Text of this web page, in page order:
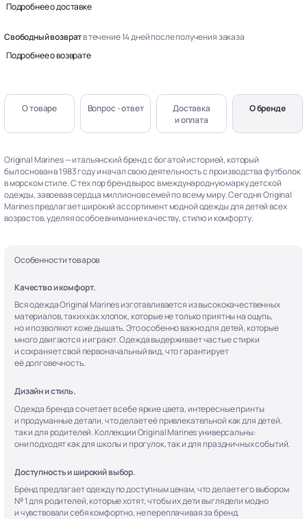
Подробнее о доставке
Свободный возвратв течение 14 дней после получения заказа
Подробнее о возврате
О товаре Вопрос - ответ
Доставка
и оплата
О бренде
Original Marines — итальянский бренд с богатой историей, который
был основан в 1983 году и начал свою деятельность с производства футболок
в морском стиле. С тех пор бренд вырос в международную марку детской
одежды, завоевав сердца миллионов семей по всему миру. Сегодня Original
Marines предлагает широкий ассортимент модной одежды для детей всех
возрастов, уделяя особое внимание качеству, стилю и комфорту.
Особенности товаров
Качество и комфорт.
Вся одежда Original Marines изготавливается из высококачественных
материалов, таких как хлопок, которые не только приятны на ощупь,
но и позволяют коже дышать. Это особенно важно для детей, которые
много двигаются и играют. Одежда выдерживает частые стирки
и сохраняет свой первоначальный вид, что гарантирует
её долговечность.
Дизайн и стиль.
Одежда бренда сочетает в себе яркие цвета, интересные принты
и продуманные детали, что делает её привлекательной как для детей,
так и для родителей. Коллекции Original Marines универсальны:
они подходят как для школы и прогулок, так и для праздничных событий.
Доступность и широкий выбор.
Бренд предлагает одежду по доступным ценам, что делает его выбором
№ 1 для родителей, которые хотят, чтобы их дети выглядели модно
и чувствовали себя комфортно, не переплачивая за бренд.